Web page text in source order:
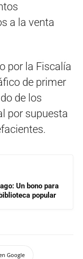
a la venta
por la Fiscalía
de primer
de los
por supuesta
Un bono para
popular
Google